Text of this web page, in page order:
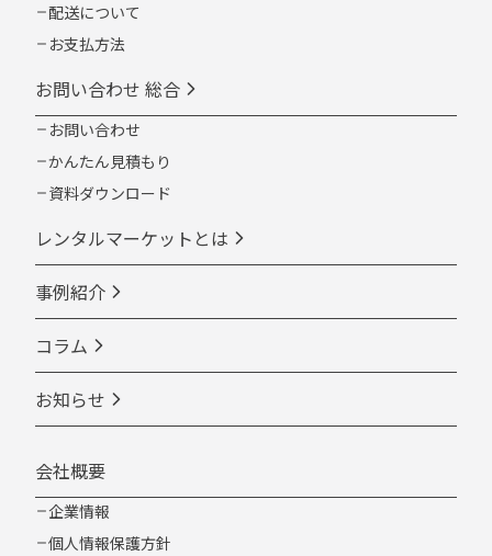
配送について
お支払方法
お問い合わせ 総合
お問い合わせ
かんたん見積もり
資料ダウンロード
レンタルマーケットとは
事例紹介
コラム
お知らせ
会社概要
企業情報
個人情報保護方針